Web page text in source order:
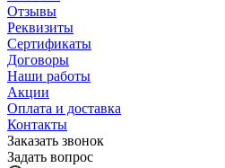
Отзывы
Реквизиты
Сертификаты
Договоры
Наши работы
Акции
Оплата и доставка
Контакты
Заказать звонок
Задать вопрос